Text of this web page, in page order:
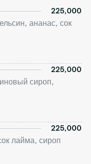
225,000
ананас, сок
225,000
сироп,
225,000
лайма, сироп